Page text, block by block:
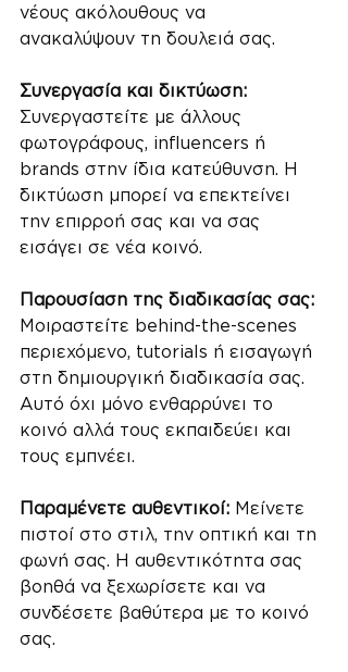
νέους ακόλουθους να
ανακαλύψουν τη δουλειά σας.
Συνεργασία και δικτύωση:
Συνεργαστείτε με άλλους
φωτογράφους, influencers ή
brands στην ίδια κατεύθυνση. Η
δικτύωση μπορεί να επεκτείνει
την επιρροή σας και να σας
εισάγει σε νέα κοινό.
Παρουσίαση της διαδικασίας σας:
Μοιραστείτε behind-the-scenes
περιεχόμενο, tutorials ή εισαγωγή
στη δημιουργική διαδικασία σας.
Αυτό όχι μόνο ενθαρρύνει το
κοινό αλλά τους εκπαιδεύει και
τους εμπνέει.
Παραμένετε αυθεντικοί: Μείνετε
πιστοί στο στιλ, την οπτική και τη
φωνή σας. Η αυθεντικότητα σας
βοηθά να ξεχωρίσετε και να
συνδέσετε βαθύτερα με το κοινό
σας.